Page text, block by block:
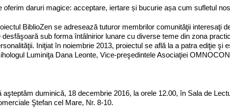
oferim daruri magice: acceptare, iertare și bucurie așa cum sufletul
BiblioZen se adresează tuturor membrilor comunităţii interesaţi
desfăşoară sub forma întâlnirior lunare cu diverse teme din zona
Iniţiat în noiembrie 2013, proiectul se află la a patra ediţie şi
Luminiţa Dana Leonte, Vice-preşedintele Asociaţiei
aşteptăm duminică, 18 decembrie 2016, la orele 12.00, în Sala de
Ştefan cel Mare, Nr. 8-10.